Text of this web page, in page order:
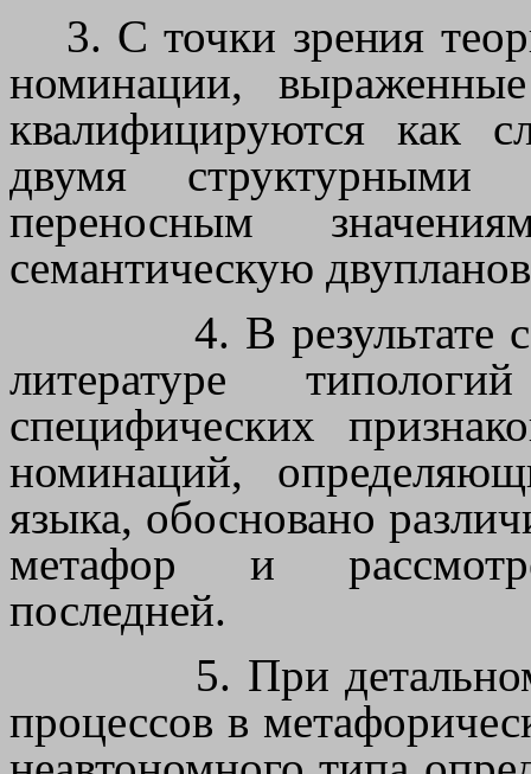
3. С точки зрения
номинации,
квалифицируются как
двумя
переносным
семантическую
4. В результате
литературе
специфических
номинаций,
языка, обосновано
метафор и
последней.
5. При
процессов в